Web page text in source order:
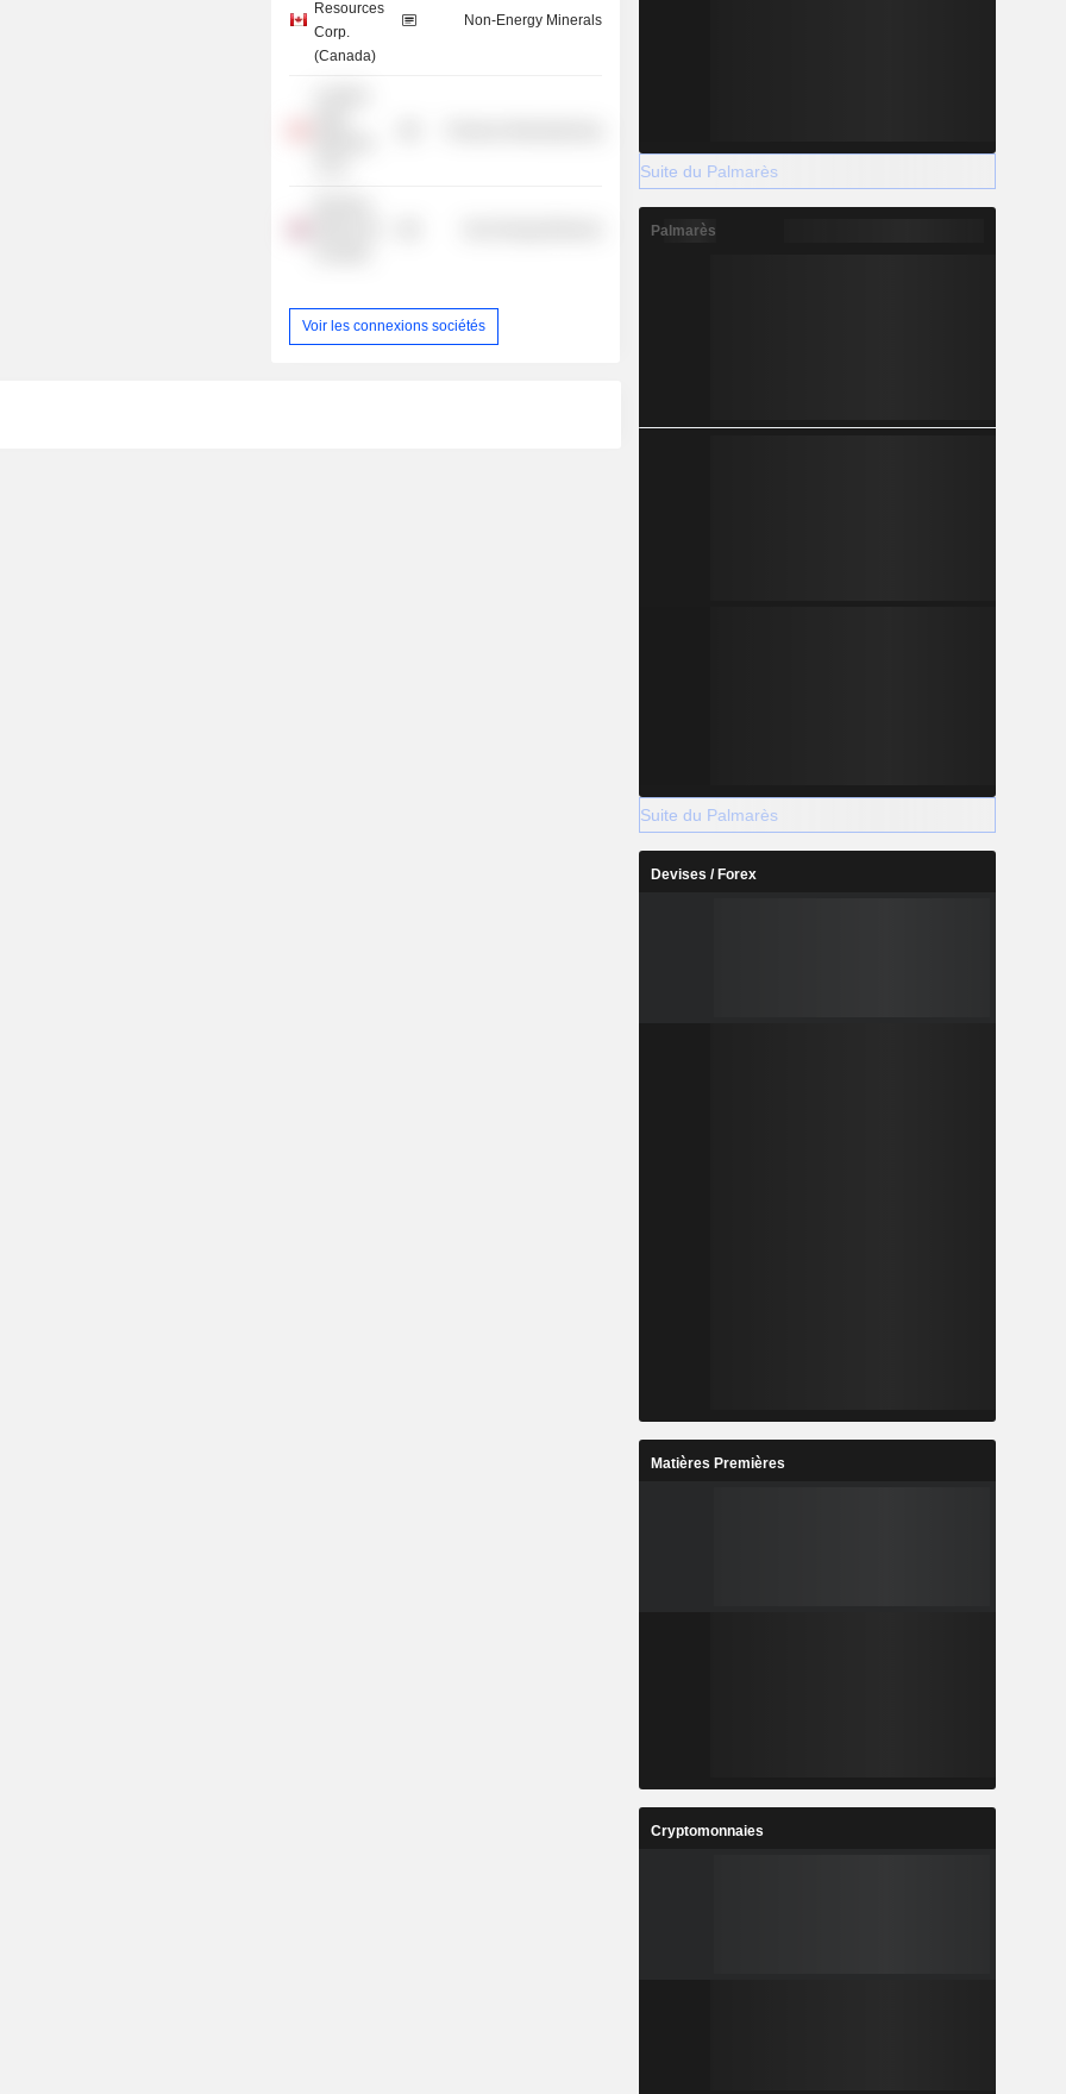
Resources
Corp.
(Canada)
Non-Energy Minerals
Voir les connexions sociétés
Suite du Palmarès
Palmarès
Suite du Palmarès
Devises / Forex
Matières Premières
Cryptomonnaies